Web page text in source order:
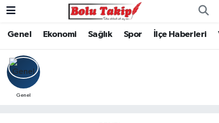
Genel Ekonomi Sağlık Spor İlçe Haberleri
Genel